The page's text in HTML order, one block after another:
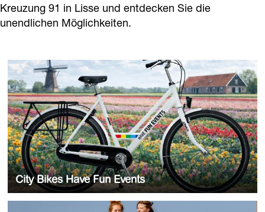
Kreuzung 91 in Lisse und entdecken Sie die
unendlichen Möglichkeiten.
City Bikes Have Fun Events
Bei Have Fun Events in Voorhout können Sie
C
i
t
y
B
i
k
e
s
H